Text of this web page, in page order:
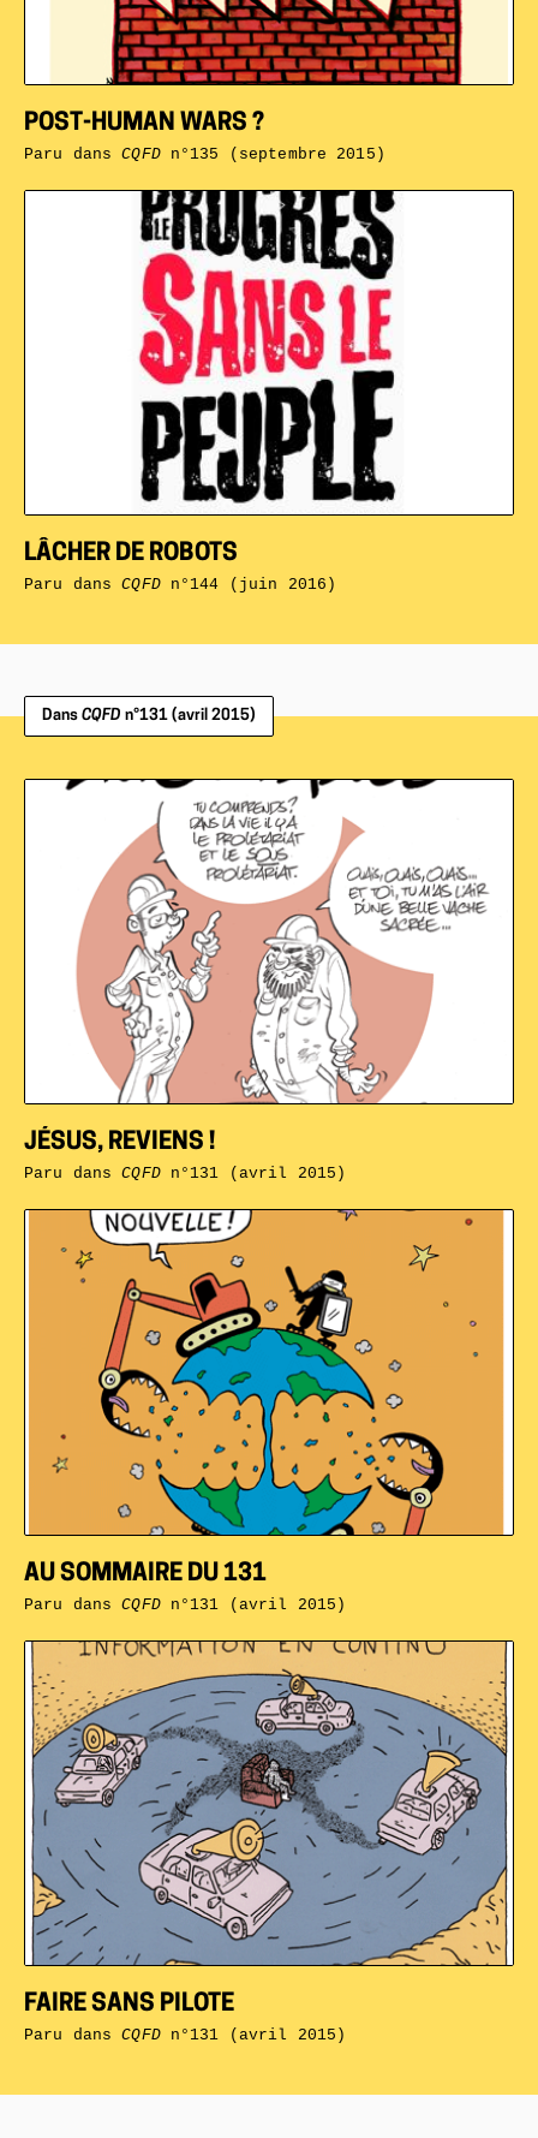
LÂCHER DE ROBOTS
Paru dansCQFDn°144 (juin 2016)
POST-HUMAN WARS ?
Paru dansCQFDn°135 (septembre 2015)
Dans CQFD n°131 (avril 2015)
FAIRE SANS PILOTE
Paru dansCQFDn°131 (avril 2015)
AU SOMMAIRE DU 131
Paru dansCQFDn°131 (avril 2015)
JÉSUS, REVIENS !
Paru dansCQFDn°131 (avril 2015)